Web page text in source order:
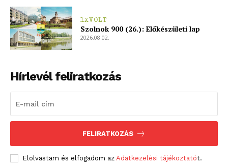
Hirdetés
1XVOLT
Szolnok 900 (26.): Előkészületi lap
2026.08.02.
Hírlevél feliratkozás
FELIRATKOZÁS
Elolvastam és elfogadom az Adatkezelési tájékoztatót.